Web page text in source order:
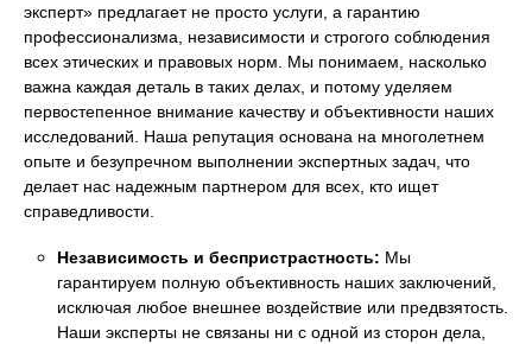
эксперт» предлагает не просто услуги, а гарантию
профессионализма, независимости и строгого соблюдения
всех этических и правовых норм. Мы понимаем, насколько
важна каждая деталь в таких делах, и потому уделяем
первостепенное внимание качеству и объективности наших
исследований. Наша репутация основана на многолетнем
опыте и безупречном выполнении экспертных задач, что
делает нас надежным партнером для всех, кто ищет
справедливости.
Независимость и беспристрастность: Мы
гарантируем полную объективность наших заключений,
исключая любое внешнее воздействие или предвзятость.
Наши эксперты не связаны ни с одной из сторон дела,